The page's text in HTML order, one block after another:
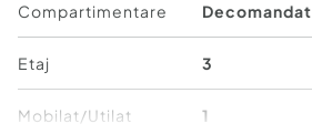
Compartimentare Decomandat
Etaj 3
Mobilat/Utilat 1